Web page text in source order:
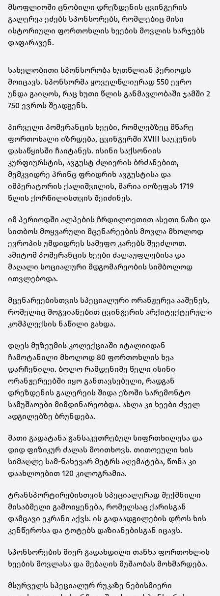
მსოფლიოში ცნობილი დრეზდენის ცვინგერის
გალერეა ეძებს სპონსორებს, რომლებიც მისი
ისტორიული ფორთოხლის ხეების მოვლის ხარჯებს
დაფარავენ.
სახელობითი სპონსორობა ხუთწლიან პერიოდს
მოიცავს. სპონსორმა ყოველწლიურად 550 ევრო
უნდა გაიღოს, რაც ხუთი წლის განმავლობაში ჯამში 2
750 ევროს შეადგენს.
პირველი პომერანცის ხეები, რომლებზეც მწარე
ფორთოხალი იზრდება, ცვინგერში XVIII საუკუნის
დასაწყისში ჩაიტანეს. ისინი საქსონიის
კურფიურსტის, ავგუსტ ძლიერის ბრძანებით,
მემკვიდრე პრინც ფრიდრიხ ავგუსტისა და
იმპერატორის ქალიშვილის, მარია იოზეფას 1719
წლის ქორწილისთვის შეიძინეს.
იმ პერიოდში ალპების ჩრდილოეთით ასეთი ნაზი და
სითბოს მოყვარული მცენარეების მოვლა მხოლოდ
ევროპის უმდიდრეს სამეფო კარებს შეეძლოთ.
ამიტომ პომერანცის ხეები ძალაუფლებისა და
მაღალი სოციალური მდგომარეობის სიმბოლოდ
ითვლებოდა.
მცენარეებისთვის სპეციალური ორანჟერეა ააშენეს,
რომელიც მოგვიანებით ცვინგერის არქიტექტურული
კომპლექსის ნაწილი გახდა.
დღეს მუზეუმის კოლექციაში იტალიიდან
ჩამოტანილი მხოლოდ 80 ფორთოხლის ხეა
დარჩენილი. ბოლო რამდენიმე წელი ისინი
ორანჟერეებში იყო განთავსებული, რადგან
დრეზდენის გალერეის შიდა ეზოში სარემონტო
სამუშაოები მიმდინარეობდა. ახლა კი ხეები ძველ
ადგილებზე ბრუნდება.
მათი გადატანა განსაკუთრებულ სიფრთხილესა და
დიდ ფიზიკურ ძალას მოითხოვს. თითოეული ხის
სიმაღლე სამ-ნახევარ მეტრს აღემატება, წონა კი
დაახლოებით 120 კილოგრამია.
ტრანსპორტირებისთვის სპეციალურად შექმნილი
მისაბმელი გამოიყენება, რომელსაც ქარისგან
დამცავი ეკრანი აქვს. ის გადაადგილების დროს ხის
კენწეროსა და ტოტებს დაზიანებისგან იცავს.
სპონსორების მიერ გადახდილი თანხა ფორთოხლის
ხეების მოვლასა და მებაღის მუშაობას მოხმარდება.
მსურველს სპეციალურ რუკაზე ნებისმიერი